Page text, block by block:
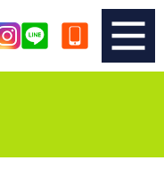
メーカー別査定フォーム